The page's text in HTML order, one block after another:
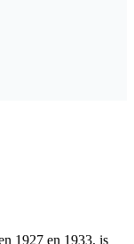
1927 en 1933, is